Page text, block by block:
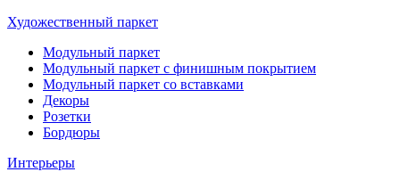
Художественный паркет
Модульный паркет
Модульный паркет с финишным покрытием
Модульный паркет со вставками
Декоры
Розетки
Бордюры
Интерьеры